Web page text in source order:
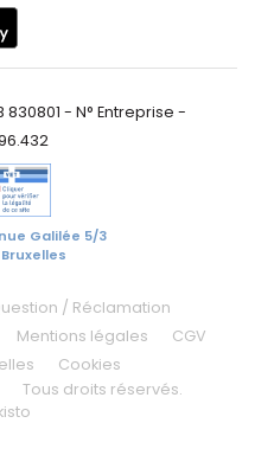
- N° Entreprise -
Galilée 5/3
Bruxelles
/ Réclamation
Mentions légales
CGV
Cookies
Tous droits réservés.